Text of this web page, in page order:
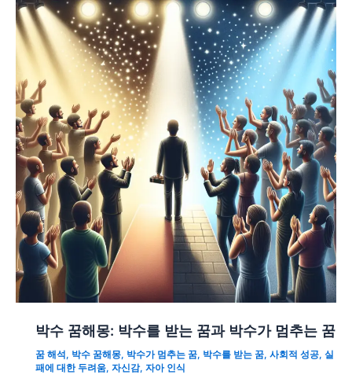
박수 꿈해몽: 박수를 받는 꿈과 박수가 멈추는 꿈
꿈 해석 , 박수 꿈해몽, 박수가 멈추는 꿈, 박수를 받는 꿈, 사회적 성공, 실
패에 대한 두려움, 자신감, 자아 인식